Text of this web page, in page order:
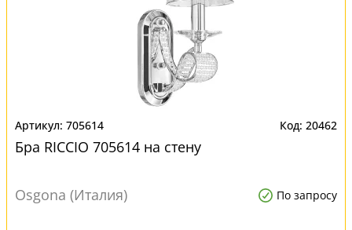
705614 20462
Бра RICCIO 705614 на стену
Osgona (Италия) По запросу